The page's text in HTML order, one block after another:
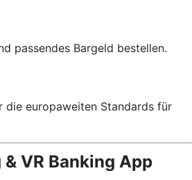
passendes Bargeld bestellen.
die europaweiten Standards für
VR Banking App